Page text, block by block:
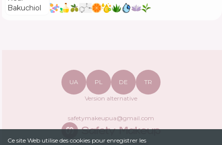
Ce site Web utilise des cookies pour enregistrer les
Politique de confidentialité
UA PL DE TR
Version alternative
safetymakeupua@gmail.com